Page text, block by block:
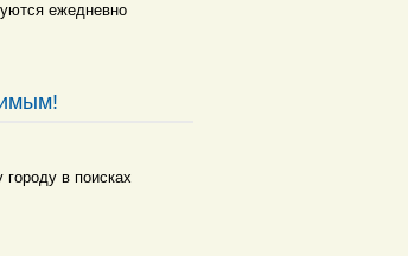
ежедневно
в поисках